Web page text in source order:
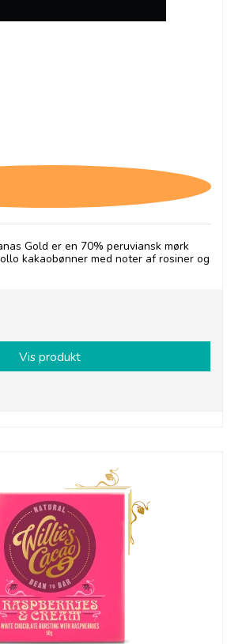
Gold er en 70% peruviansk mørk
kakaobønner med noter af rosiner og
Vis produkt